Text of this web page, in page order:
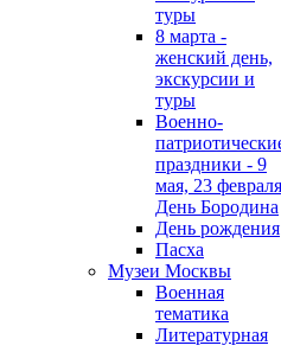
туры
8 марта -
женский день,
экскурсии и
туры
Военно-
праздники - 9
мая, 23
День Бородина
День рождения
Пасха
Музеи Москвы
Военная
тематика
Литературная